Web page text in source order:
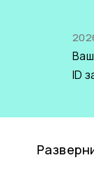
Ваш
ID